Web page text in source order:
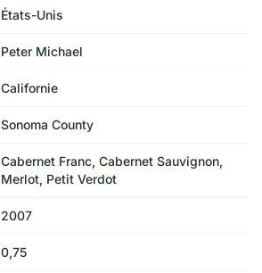
États-Unis
Peter Michael
Californie
Sonoma County
Cabernet Franc, Cabernet Sauvignon,
Merlot, Petit Verdot
2007
0,75